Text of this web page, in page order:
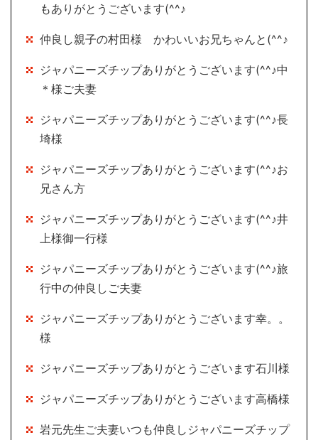
もありがとうございます(^^♪
仲良し親子の村田様 かわいいお兄ちゃんと(^^♪
ジャパニーズチップありがとうございます(^^♪中
＊様ご夫妻
ジャパニーズチップありがとうございます(^^♪長
埼様
ジャパニーズチップありがとうございます(^^♪お
兄さん方
ジャパニーズチップありがとうございます(^^♪井
上様御一行様
ジャパニーズチップありがとうございます(^^♪旅
行中の仲良しご夫妻
ジャパニーズチップありがとうございます幸。。
様
ジャパニーズチップありがとうございます石川様
ジャパニーズチップありがとうございます高橋様
岩元先生ご夫妻いつも仲良しジャパニーズチップ